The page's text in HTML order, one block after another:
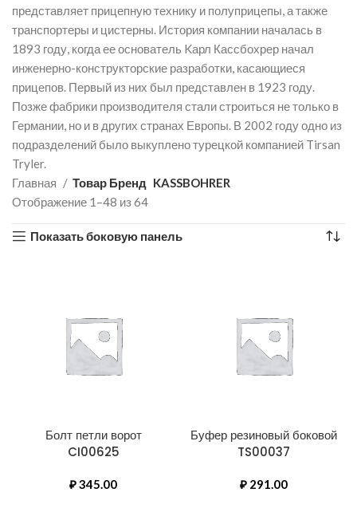
представляет прицепную технику и полуприцепы, а также
транспортеры и цистерны. История компании началась в
1893 году, когда ее основатель Kарл Кассбохрер начал
инженерно-конструкторские разработки, касающиеся
прицепов. Первый из них был представлен в 1923 году.
Позже фабрики производителя стали строиться не только в
Германии, но и в других странах Европы. В 2002 году одно из
подразделений было выкуплено турецкой компанией Tirsan
Tryler.
Главная
Товар Бренд KASSBOHRER
Отображение 1–48 из 64
Показать боковую панель
Болт петли ворот
CI00625
₽345.00
Буфер резиновый боковой
TS00037
₽ 291.00